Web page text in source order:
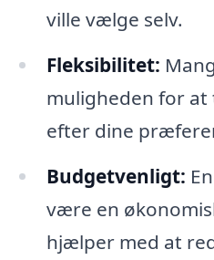
ville vælge selv.
Fleksibilitet:
muligheden for at
efter dine
Budgetvenligt:
være en
hjælper med at